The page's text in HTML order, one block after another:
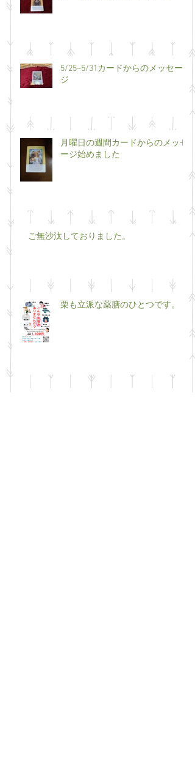
5/25~5/31カードからのメッセー
ジ
月曜日の週間カードからのメッセ
ージ始めました
ご無沙汰しておりました。
栗も立派な薬膳のひとつです。